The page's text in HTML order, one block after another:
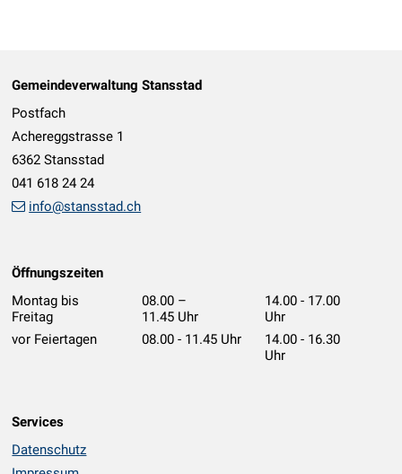
Gemeindeverwaltung Stansstad
Postfach
Achereggstrasse 1
6362 Stansstad
041 618 24 24
info@stansstad.ch
Öffnungszeiten
Montag bis
Freitag
08.00 –
11.45 Uhr
14.00 - 17.00
Uhr
vor Feiertagen
08.00 - 11.45 Uhr
14.00 - 16.30
Uhr
Services
Datenschutz